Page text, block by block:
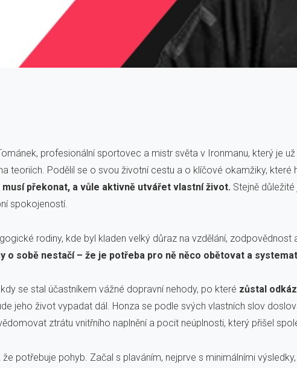
profesionální sportovec a mistr světa v Ironmanu, který je
teoriích. Podělil se o svou životní cestu a o klíčové okamžiky, které
překonat, a vůle aktivně utvářet vlastní život. Stejně
spokojeností.
rodiny, kde byl kladen velký důraz na vzdělání,
o sobě nestačí – že je potřeba pro ně něco obětovat a
se stal účastníkem vážné dopravní nehody, po které zůstal
jeho život vypadat dál. Honza se podle svých vlastních slov
ztrátu vnitřního naplnění a pocit neúplnosti, který přišel
potřebuje pohyb. Začal s plaváním, nejprve s minimálními